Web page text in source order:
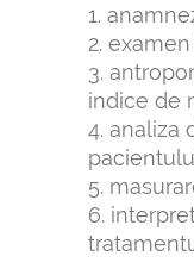
indice de
analiza